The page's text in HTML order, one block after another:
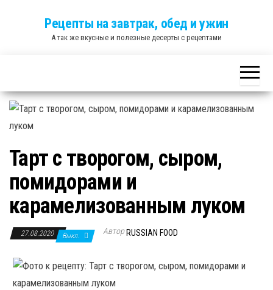
Рецепты на завтрак, обед и ужин
А так же вкусные и полезные десерты с рецептами
Тарт с творогом, сыром,
помидорами и
карамелизованным луком
27.08.2020 Выкл. Автор RUSSIAN FOOD